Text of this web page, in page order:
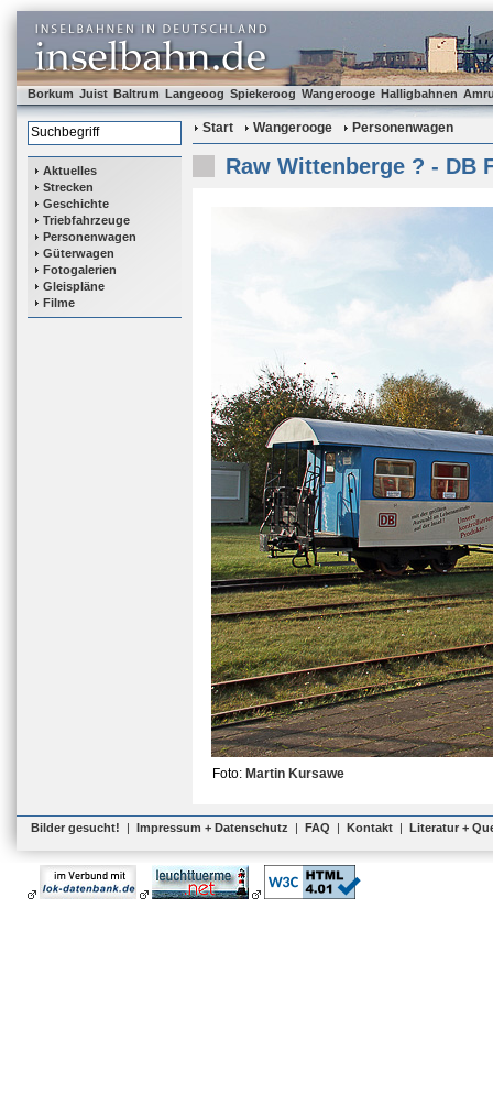
Borkum Juist Baltrum Langeoog Spiekeroog Wangerooge Halligbahnen
Aktuelles
Strecken
Geschichte
Triebfahrzeuge
Personenwagen
Güterwagen
Fotogalerien
Gleispläne
Filme
Start Wangerooge Personenwagen
Raw Wittenberge ? - DB
Foto: Martin Kursawe
Bilder gesucht! | Impressum + Datenschutz | FAQ | Kontakt | Literatur +